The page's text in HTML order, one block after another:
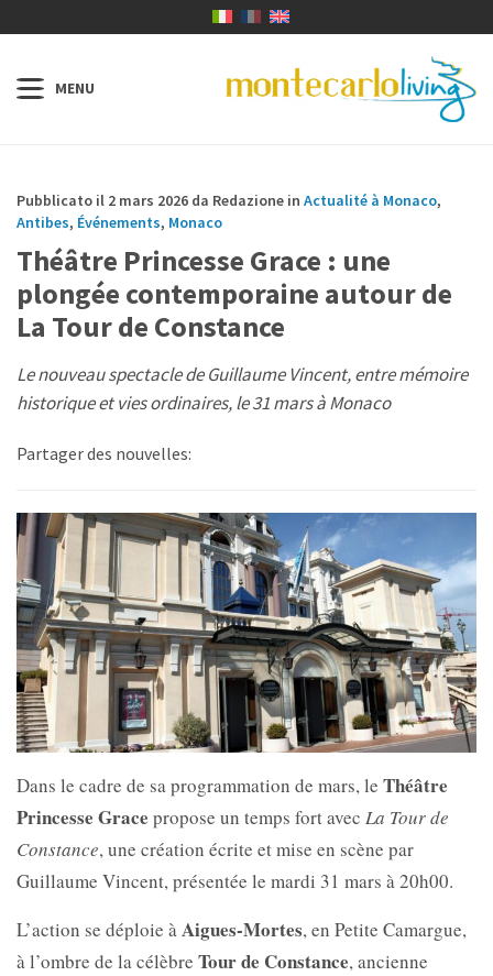
Pubblicato il 2 mars 2026 da Redazione in Actualité à Monaco,
Antibes, Événements, Monaco
Théâtre Princesse Grace : une
plongée contemporaine autour de
La Tour de Constance
Le nouveau spectacle de Guillaume Vincent, entre mémoire
historique et vies ordinaires, le 31 mars à Monaco
Partager des nouvelles:
Dans le cadre de sa programmation de mars, le Théâtre
Princesse Grace propose un temps fort avec La Tour de
Constance, une création écrite et mise en scène par
Guillaume Vincent, présentée le mardi 31 mars à 20h00.
L’action se déploie à Aigues-Mortes, en Petite Camargue,
à l’ombre de la célèbre Tour de Constance, ancienne